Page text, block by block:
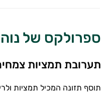
ספרולקס של
תערובת תמציות
תוסף תזונה המכיל תמציות